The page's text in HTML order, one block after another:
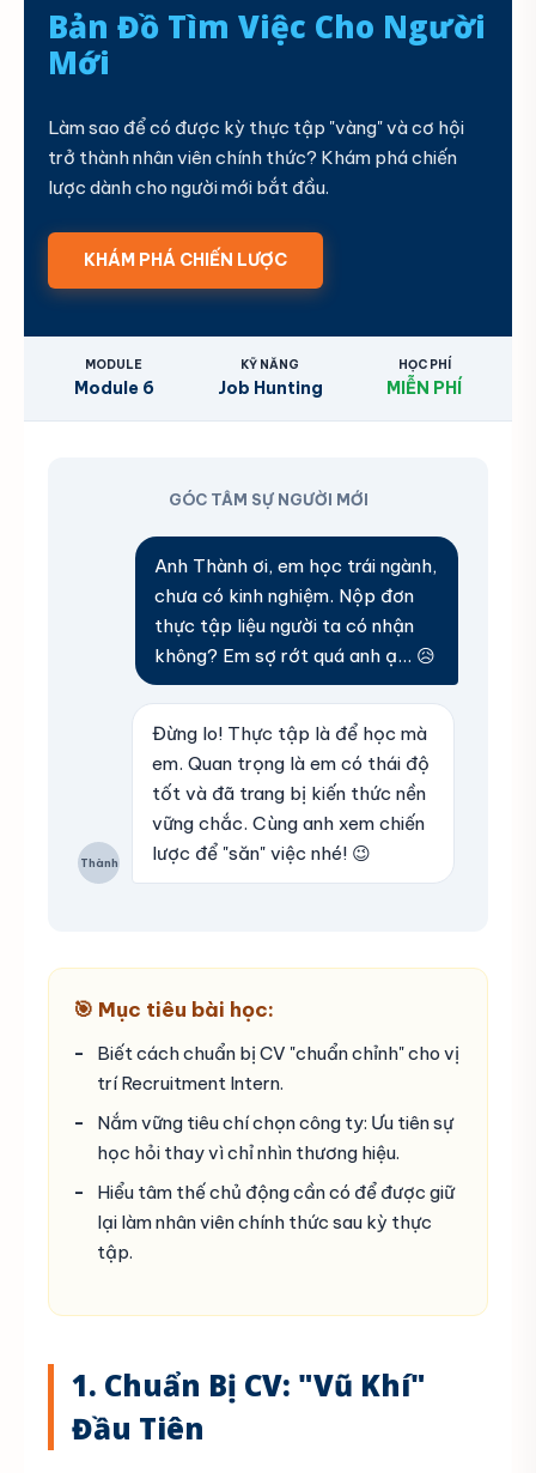
Bản Đồ Tìm Việc Cho Người
Mới
Làm sao để có được kỳ thực tập "vàng" và cơ hội
trở thành nhân viên chính thức? Khám phá chiến
lược dành cho người mới bắt đầu.
KHÁM PHÁ CHIẾN LƯỢC
MODULE
Module 6
KỸ NĂNG
Job Hunting
HỌC PHÍ
MIỄN PHÍ
GÓC TÂM SỰ NGƯỜI MỚI
Anh Thành ơi, em học trái ngành,
chưa có kinh nghiệm. Nộp đơn
thực tập liệu người ta có nhận
không? Em sợ rớt quá anh ạ... 😥
Thành
Đừng lo! Thực tập là để học mà
em. Quan trọng là em có thái độ
tốt và đã trang bị kiến thức nền
vững chắc. Cùng anh xem chiến
lược để "săn" việc nhé! 😉
🎯 Mục tiêu bài học:
Biết cách chuẩn bị CV "chuẩn chỉnh" cho vị
trí Recruitment Intern.
Nắm vững tiêu chí chọn công ty: Ưu tiên sự
học hỏi thay vì chỉ nhìn thương hiệu.
Hiểu tâm thế chủ động cần có để được giữ
lại làm nhân viên chính thức sau kỳ thực
tập.
1. Chuẩn Bị CV: "Vũ Khí"
Đầu Tiên